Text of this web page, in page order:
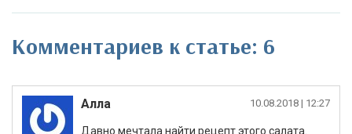
Комментариев к статье: 6
Алла |
Давно мечтала найти рецепт этого салата.